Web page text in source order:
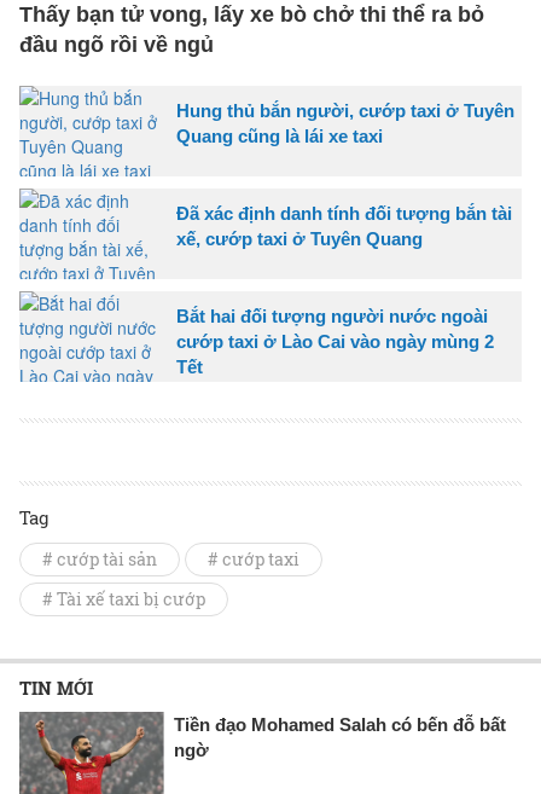
Thấy bạn tử vong, lấy xe bò chở thi thể ra bỏ
đầu ngõ rồi về ngủ
Hung thủ bắn người, cướp taxi ở Tuyên
Quang cũng là lái xe taxi
Đã xác định danh tính đối tượng bắn tài
xế, cướp taxi ở Tuyên Quang
Bắt hai đối tượng người nước ngoài
cướp taxi ở Lào Cai vào ngày mùng 2
Tết
Tag
# cướp tài sản
# cướp taxi
# Tài xế taxi bị cướp
TIN MỚI
Tiền đạo Mohamed Salah có bến đỗ bất
ngờ